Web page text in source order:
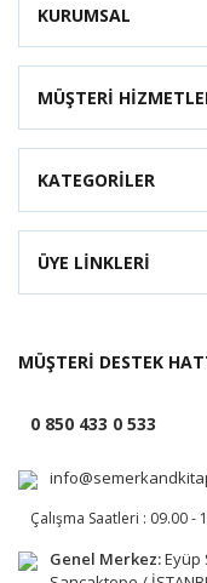
KURUMSAL
MÜŞTERİ
KATEGORİLER
ÜYE LİNKLERİ
MÜŞTERİ DESTEK
0 850 433 0 533
Çalışma Saatleri : 09.00 -
Genel Merkez:Eyüp